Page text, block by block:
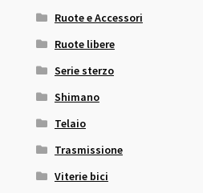
Ruote e Accessori
Ruote libere
Serie sterzo
Shimano
Telaio
Trasmissione
Viterie bici